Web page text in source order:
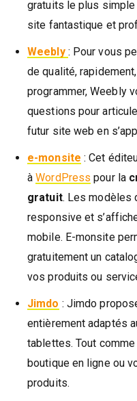
gratuits le plus
site fantastique et
Weebly : Pour vous
de qualité,
programmer, Weebly
questions pour
futur site web en
e-monsite : Cet
àWordPress pour la
gratuit. Les modèles
responsive et
mobile. E-monsite
gratuitement un
vos produits ou
Jimdo : Jimdo
entièrement adaptés
tablettes. Tout
boutique en ligne ou
produits.